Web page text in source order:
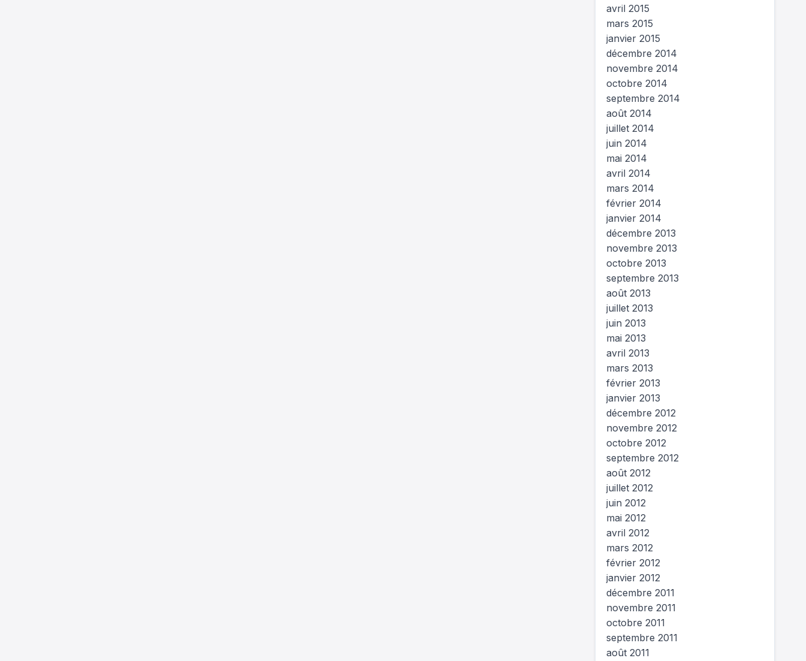
avril 2015
mars 2015
janvier 2015
décembre 2014
novembre 2014
octobre 2014
septembre 2014
août 2014
juillet 2014
juin 2014
mai 2014
avril 2014
mars 2014
février 2014
janvier 2014
décembre 2013
novembre 2013
octobre 2013
septembre 2013
août 2013
juillet 2013
juin 2013
mai 2013
avril 2013
mars 2013
février 2013
janvier 2013
décembre 2012
novembre 2012
octobre 2012
septembre 2012
août 2012
juillet 2012
juin 2012
mai 2012
avril 2012
mars 2012
février 2012
janvier 2012
décembre 2011
novembre 2011
octobre 2011
septembre 2011
août 2011